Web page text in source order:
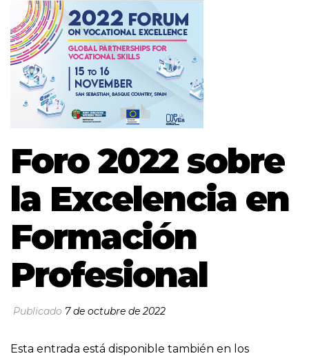
Foro 2022 sobre
la Excelencia en
Formación
Profesional
Publicado 7 de octubre de 2022
Esta entrada está disponible también en los